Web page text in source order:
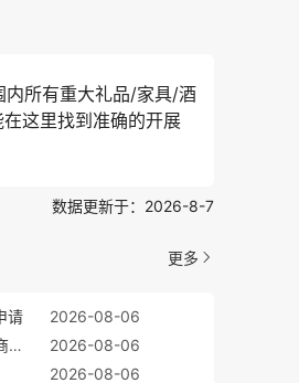
内所有重大礼品/家具/酒
这里找到准确的开展
数据更新于：2026-8-7
更多
请
2026-08-06
青岛整装定制展-齐鲁家居设计周2027有哪些参展商？参展商名单大全
2026-08-06
2026-08-06